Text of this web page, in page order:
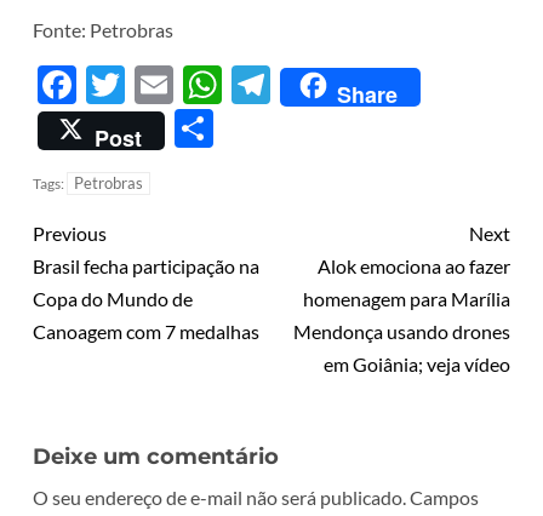
Fonte: Petrobras
Facebook
Twitter
EmailWhatsApp
Telegram
Share
Post
Tags: Petrobras
Previous
Brasil fecha participação na
Copa do Mundo de
Canoagem com 7 medalhas
Next
Alok emociona ao fazer
homenagem para Marília
Mendonça usando drones
em Goiânia; veja vídeo
Deixe um comentário
O seu endereço de e-mail não será publicado.Campos